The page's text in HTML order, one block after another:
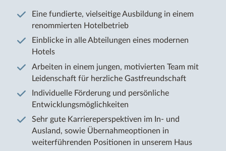
Eine fundierte, vielseitige Ausbildung in einem
renommierten Hotelbetrieb
Einblicke in alle Abteilungen eines modernen
Hotels
Arbeiten in einem jungen, motivierten Team mit
Leidenschaft für herzliche Gastfreundschaft
Individuelle Förderung und persönliche
Entwicklungsmöglichkeiten
Sehr gute Karriereperspektiven im In- und
Ausland, sowie Übernahmeoptionen in
weiterführenden Positionen in unserem Haus